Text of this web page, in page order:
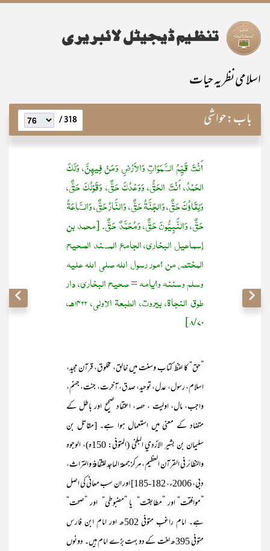
اسلامی نظریہ حیات
باب:حواشی 318 /
أَنْتَ قَيِّمُ السَّمَوَاتِ وَالأَرْضِ وَمَنْ فِيهِنَّ، وَلَكَ
الحَمْدُ، أَنْتَ الحَقُّ، وَوَعْدُكَ حَقٌّ، وَقَوْلُكَ حَقٌّ،
وَلِقَاؤُكَ حَقٌّ، وَالجَنَّةُ حَقٌّ، وَالنَّارُ حَقٌّ، وَالسَّاعَةُ
حَقٌّ، وَالنَّبِيُّونَ حَقٌّ، وَمُحَمَّدٌ حَقٌّ. [محمد بن
إسماعيل البخاري، الجامع المسند الصحيح
المختصر من أمور رسول الله صلى الله عليه
وسلم وسننه وأيامه = صحيح البخاري، دار
طوق النجاة، بيروت، الطبعة الأولى، 1422هـ،
8/70]
”حق“ کا لفظ کتاب وسنت میں خالق، مخلوق، قرآن مجید،
اسلام، رسول، عدل، توحید، صدق، آخرت، جنت، جہنم،
واجب، مال، اولیت ، حصہ، اعتقاد صحیح اور باطل کے
متضاد کے معنی میں استعمال ہوا ہے۔ [مقاتل بن
سليمان بن بشير الأزدي البلخى (المتوفى: 150ه)، الوجوه
والنظائر في القرآن العظيم، مركز جمعة الماجد للثقافة والتراث،
دبي، 2006ء، 182-185] اور ان سب معانی کی اصل
”موافقت“ اور ”مطابقت“ یا ”مضبوطی“ اور ”صحت“
ہے۔ امام راغب متوفی 502ھ اور امام ابن فارس
متوفی 395ھ لغت کے دو بہت بڑے امام ہیں۔ دونوں